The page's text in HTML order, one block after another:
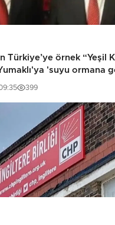
Türkiye’ye örnek “Yeşil
'suyu ormana
399